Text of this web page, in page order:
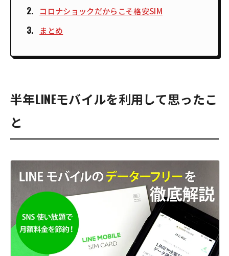
コロナショックだからこそ格安SIM
まとめ
半年LINEモバイルを利用して思ったこ
と